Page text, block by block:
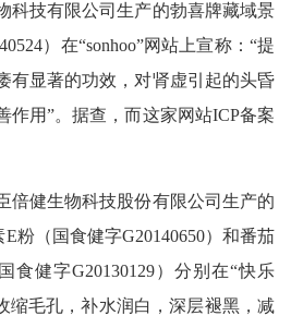
科技有限公司生产的勃喜牌藏域景
）在“sonhoo”网站上宣称：“提
有显著的功效，对肾虚引起的头昏
作用”。据查，而这家网站ICP备案
健生物科技股份有限公司生产的
粉（国食健字G20140650）和番茄
食健字G20130129）分别在“快乐
缩毛孔，补水润白，深层褪黑，减